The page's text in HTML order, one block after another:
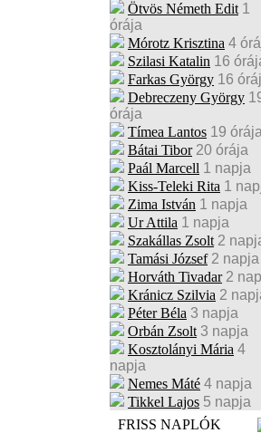
Ötvös Németh Edit 1
órája
Mórotz Krisztina 4
Szilasi Katalin 16
Farkas György 16
Debreczeny György
órája
Tímea Lantos 19 órája
Bátai Tibor 20 órája
Paál Marcell 1 napja
Kiss-Teleki Rita 1
Zima István 1 napja
Ur Attila 1 napja
Szakállas Zsolt 2
Tamási József 2 napja
Horváth Tivadar 2
Kránicz Szilvia 2
Péter Béla 3 napja
Orbán Zsolt 3 napja
Kosztolányi Mária 4
napja
Nemes Máté 4 napja
Tikkel Lajos 5 napja
FRISS NAPLÓK